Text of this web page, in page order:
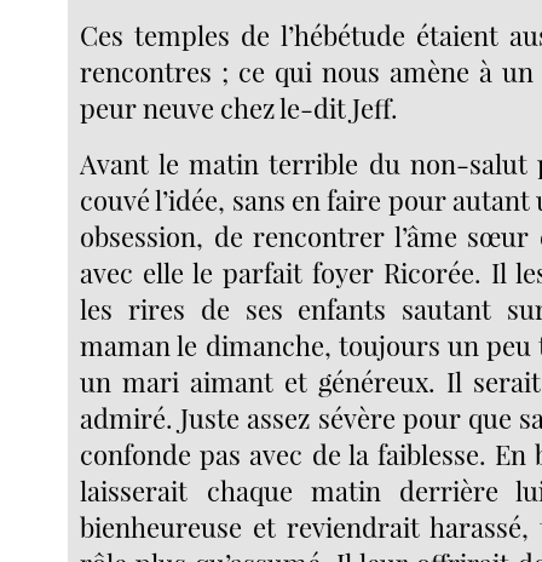
Ces temples de l’hébétude étaient
rencontres ; ce qui nous amène à
peur neuve chez le-dit Jeff.
Avant le matin terrible du non-salut
couvé l’idée, sans en faire pour
obsession, de rencontrer l’âme
avec elle le parfait foyer Ricorée. Il
les rires de ses enfants sautant
maman le dimanche, toujours un
un mari aimant et généreux. Il
admiré. Juste assez sévère pour que
confonde pas avec de la faiblesse.
laisserait chaque matin derrière
bienheureuse et reviendrait